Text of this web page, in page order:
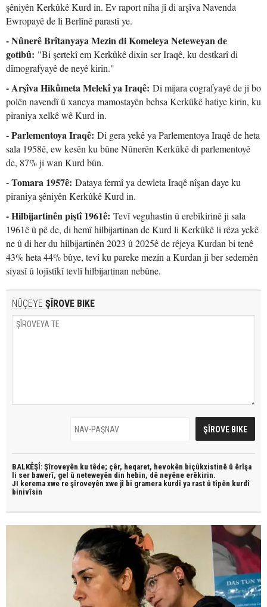
şêniyên Kerkûkê Kurd in. Ev raport niha jî di arşîva Navenda
Ewropayê de li Berlînê parastî ye.
- Nûnerê Brîtanyaya Mezin di Komeleya Neteweyan de
gotibû: "Bi şertekî em Kerkûkê dixin ser Iraqê, ku destkarî di
dîmografyayê de neyê kirin."
- Arşîva Hikûmeta Melekî ya Iraqê: Di mijara cografyayê de ji bo
polên navendî û xaneya mamostayên behsa Kerkûkê hatiye kirin, ku
piraniya xelkê wê Kurd in.
- Parlementoya Iraqê: Di gera yekê ya Parlementoya Iraqê de heta
sala 1958ê, ew kesên ku bûne Nûnerên Kerkûkê di parlementoyê
de, 87% ji wan Kurd bûn.
- Tomara 1957ê: Dataya fermî ya dewleta Iraqê nîşan daye ku
piraniya şêniyên Kerkûkê Kurd in.
- Hilbijartinên piştî 1961ê: Tevî veguhastin û erebîkirinê ji sala
1961ê û pê de, di hemî hilbijartinan de Kurd li Kerkûkê li rêza yekê
ne û di her du hilbijartinên 2023 û 2025ê de rêjeya Kurdan bi tenê
43% heta 44% bûye, tevî ku pareke mezin a Kurdan ji ber sedemên
siyasî û lojîstîkî tevlî hilbijartinan nebûne.
NÛÇEYE ŞÎROVE BIKE
BALKÊŞÎ: Şîroveyên ku têde; çêr, heqaret, hevokên biçûkxistinê û êrîşa
li ser bawerî, gel û neteweyên din hebin, dê neyêne erêkirin.
JI kerema xwe re şîroveyên xwe jî bi gramera kurdî ya rast û tîpên kurdî
binivîsin